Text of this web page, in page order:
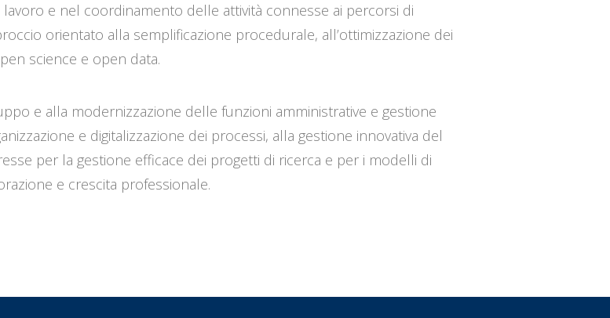
e nel coordinamento delle attività connesse ai percorsi di
orientato alla semplificazione procedurale, all’ottimizzazione dei
science e open data.
e alla modernizzazione delle funzioni amministrative e gestione
e digitalizzazione dei processi, alla gestione innovativa del
per la gestione efficace dei progetti di ricerca e per i modelli di
e crescita professionale.